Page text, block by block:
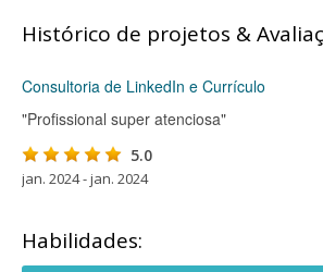
Histórico de projetos &
Consultoria de LinkedIn e Currículo
"Profissional super atenciosa"
5.0
jan. 2024 - jan. 2024
Habilidades: